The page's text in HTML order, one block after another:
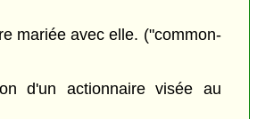
mariée avec elle. ("common-
d'un actionnaire visée au